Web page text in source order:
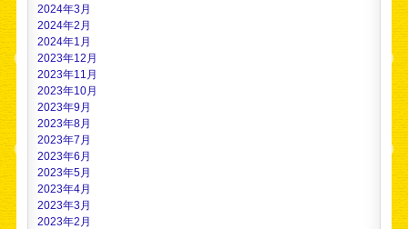
2024年3月
2024年2月
2024年1月
2023年12月
2023年11月
2023年10月
2023年9月
2023年8月
2023年7月
2023年6月
2023年5月
2023年4月
2023年3月
2023年2月